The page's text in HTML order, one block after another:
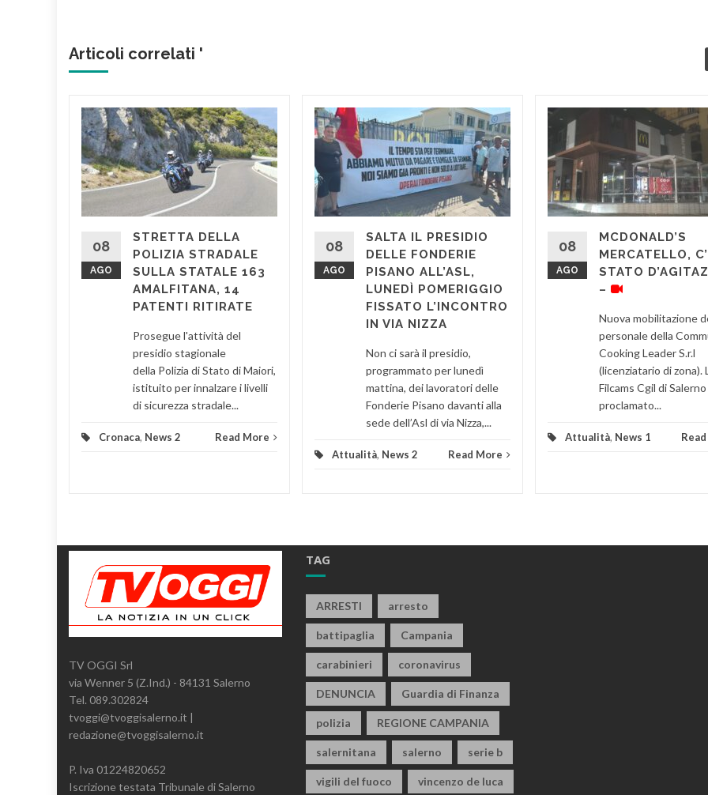
Articoli correlati '
08
AGO
STRETTA DELLA
POLIZIA STRADALE
SULLA STATALE 163
AMALFITANA, 14
PATENTI RITIRATE
Prosegue l'attività del
presidio stagionale
della Polizia di Stato di Maiori,
istituito per innalzare i livelli
di sicurezza stradale...
Cronaca, News 2 Read More
08
AGO
SALTA IL PRESIDIO
DELLE FONDERIE
PISANO ALL’ASL,
LUNEDÌ POMERIGGIO
FISSATO L’INCONTRO
IN VIA NIZZA
Non ci sarà il presidio,
programmato per lunedì
mattina, dei lavoratori delle
Fonderie Pisano davanti alla
sede dell’Asl di via Nizza,...
Attualità, News 2 Read More
08
AGO
MCDONALD’S
MERCATELLO,
STATO
–
Nuova mobilitazione
personale della
Cooking Leader S.r.l
(licenziatario di zona).
Filcams Cgil di Salerno
proclamato...
Attualità, News 1
TV OGGI Srl
via Wenner 5 (Z.Ind.) - 84131 Salerno
Tel. 089.302824
tvoggi@tvoggisalerno.it |
redazione@tvoggisalerno.it
P. Iva 01224820652
Iscrizione testata Tribunale di Salerno
TAG
ARRESTI arresto
battipaglia Campania
carabinieri coronavirus
DENUNCIA Guardia di Finanza
polizia REGIONE CAMPANIA
salernitana salerno serie b
vigili del fuoco vincenzo de luca